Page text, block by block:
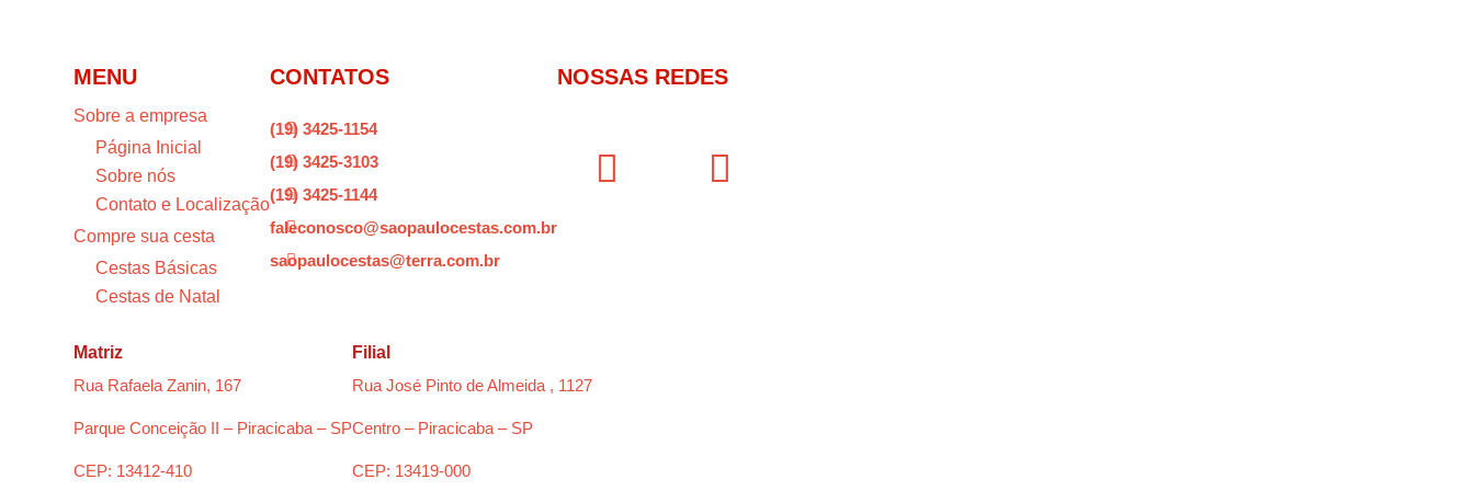
MENU
Sobre a empresa
Página Inicial
Sobre nós
Contato e Localização
Compre sua cesta
Cestas Básicas
Cestas de Natal
CONTATOS

(19) 3425-1154

(19) 3425-3103

(19) 3425-1144

faleconosco@saopaulocestas.com.br

saopaulocestas@terra.com.br
NOSSAS REDES
Matriz
Rua Rafaela Zanin, 167
Parque Conceição II – Piracicaba – SP
CEP: 13412-410
Filial
Rua José Pinto de Almeida , 1127
Centro – Piracicaba – SP
CEP: 13419-000